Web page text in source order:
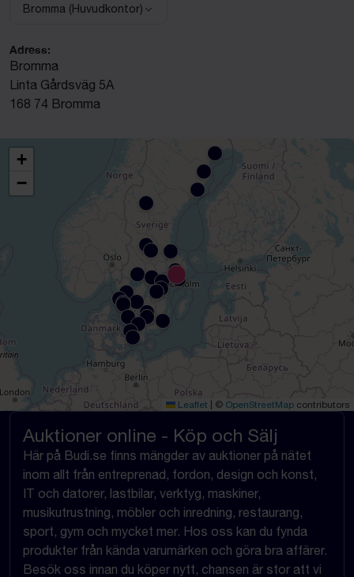
Välj anläggning:
Bromma (Huvudkontor)
Adress:
Bromma
Linta Gårdsväg 5A
168 74 Bromma
+
−
Leaflet © OpenStreetMap contributors
Auktioner online - Köp och Sälj
Här på Budi.se finns mängder av auktioner på nätet
inom allt från entreprenad, fordon, design och konst,
IT och datorer, lastbilar, verktyg, maskiner,
musikutrustning, möbler och inredning, restaurang,
sport, gym och mycket mer. Hos oss kan du fynda
produkter från kända varumärken och göra bra affärer.
Besök oss innan du köper nytt, chansen är stor att vi